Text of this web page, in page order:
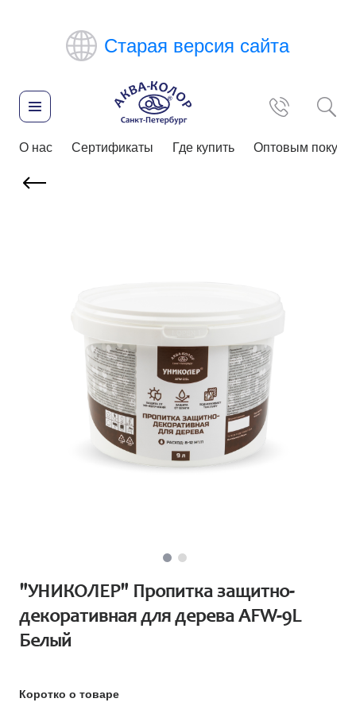
Старая версия сайта
О нас Сертификаты Где купить Оптовым
"УНИКОЛЕР" Пропитка защитно-
декоративная для дерева AFW-9L
Белый
Коротко о товаре